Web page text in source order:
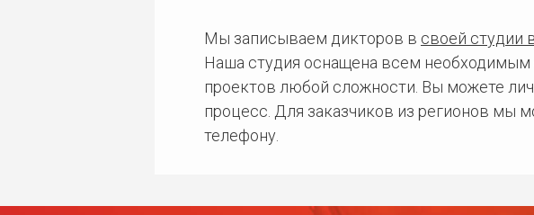
Мы записываем дикторов в своей студии
Наша студия оснащена всем необходимым
проектов любой сложности. Вы можете
процесс. Для заказчиков из регионов мы
телефону.